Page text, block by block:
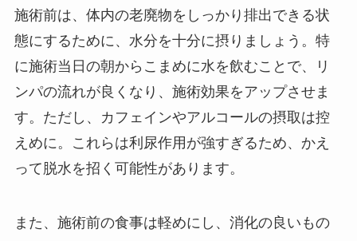
施術前は、体内の老廃物をしっかり排出できる状
態にするために、水分を十分に摂りましょう。特
に施術当日の朝からこまめに水を飲むことで、リ
ンパの流れが良くなり、施術効果をアップさせま
す。ただし、カフェインやアルコールの摂取は控
えめに。これらは利尿作用が強すぎるため、かえ
って脱水を招く可能性があります。
また、施術前の食事は軽めにし、消化の良いもの